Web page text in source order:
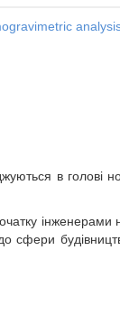
analysis
в голові
інженерами
сфери